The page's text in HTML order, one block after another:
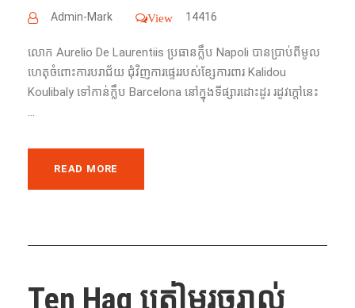
Admin-Mark View 14416
លោក​ Aurelio De Laurentiis ប្រធាន​ក្លឹប​ Napoli​ បាន​ប្រាប់ពីមូល
ហេតុចំពោះ​ការ​បរាជ័យ​ ជុំ​វិញ​ការ​ផ្ទេរ​របស់​ខ្សែ​ការពារ​ Kalidou
Koulibaly ទៅ​កាន់​ក្លឹប​ Barcelona នៅ​ក្នុង​ទីផ្សារ​ដោះ​ដូរ​ រដូវ​ក្តៅ​នេះ​
...
READ MORE
Ten Hag ត្រៀមរូចរាល់